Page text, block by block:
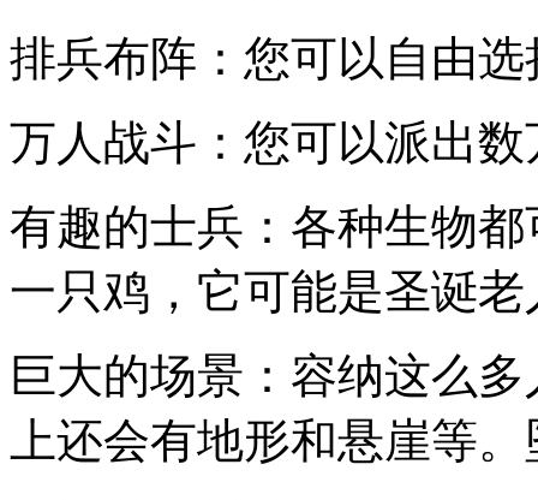
排兵布阵：您可以自由
万人战斗：您可以派出
有趣的士兵：各种生物
一只鸡，它可能是圣诞
巨大的场景：容纳这么
上还会有地形和悬崖等